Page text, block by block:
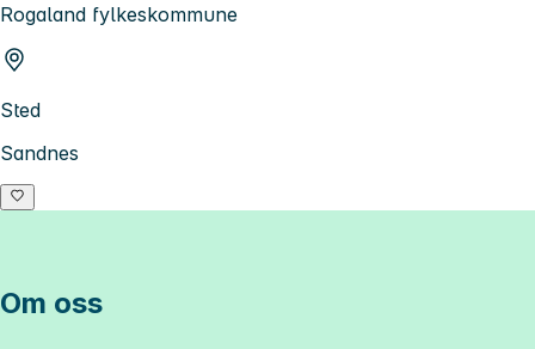
Rogaland fylkeskommune
Sted
Sandnes
Om oss